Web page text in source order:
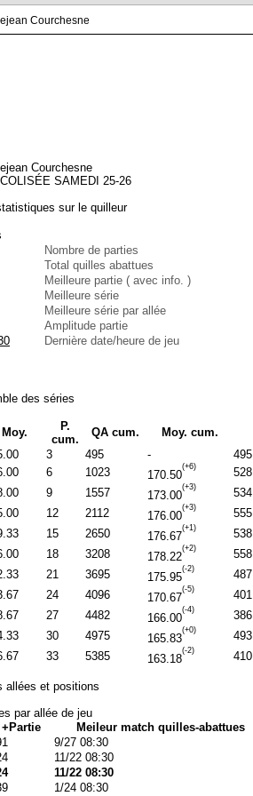
Courchesne
Courchesne
SAMEDI 25-26
sur le quilleur
Nombre de parties
Total quilles abattues
Meilleure partie ( avec info. )
Meilleure série
Meilleure série par allée
Amplitude partie
Dernière date/heure de jeu
des séries
Moy.
P.
cum.
QA cum. Moy. cum.
3 495 - 495
6 1023 170.50
(+6) 528
9 1557 173.00
(+3) 534
12 2112 176.00
(+3) 555
15 2650 176.67
(+1) 538
18 3208 178.22
(+2) 558
21 3695 175.95
(-2) 487
24 4096 170.67
(-5) 401
27 4482 166.00
(-4) 386
30 4975 165.83
(+0) 493
33 5385 163.18
(-2) 410
allées et positions
par allée de jeu
+Partie Meileur match quilles-abattues
9/27 08:30
11/22 08:30
11/22 08:30
1/24 08:30